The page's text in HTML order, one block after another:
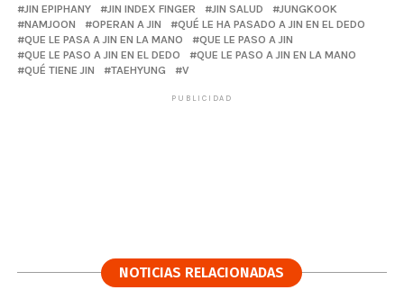
JIN EPIPHANY JIN INDEX FINGER JIN SALUD
JUNGKOOK
NAMJOON
OPERAN A JIN
QUÉ LE HA PASADO A JIN EN EL DEDO
QUE LE PASA A JIN EN LA MANO
QUE LE PASO A JIN
QUE LE PASO A JIN EN EL DEDO
QUE LE PASO A JIN EN LA MANO
QUÉ TIENE JIN
TAEHYUNG V
PUBLICIDAD
NOTICIAS RELACIONADAS